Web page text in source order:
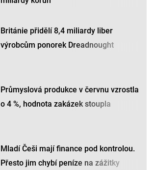
Británie přidělí 8,4 miliardy liber
výrobcům ponorek Dreadnought
Průmyslová produkce v červnu vzrostla
o 4 %, hodnota zakázek stoupla
Mladí Češi mají finance pod kontrolou.
Přesto jim chybí peníze na zážitky